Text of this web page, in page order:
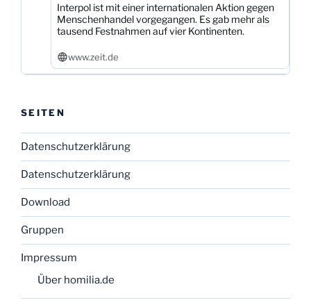
Interpol ist mit einer internationalen Aktion gegen
Menschenhandel vorgegangen. Es gab mehr als
tausend Festnahmen auf vier Kontinenten.
www.zeit.de
SEITEN
Datenschutzerklärung
Datenschutzerklärung
Download
Gruppen
Impressum
Über homilia.de